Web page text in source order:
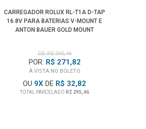
CARREGADOR ROLUX RL-T1A D-TAP
16.8V PARA BATERIAS V-MOUNT E
ANTON BAUER GOLD MOUNT
DE: R$ 295,46
POR: R$ 271,82
À VISTA NO BOLETO
OU 9X DE R$ 32,82
TOTAL PARCELADO R$ 295,46